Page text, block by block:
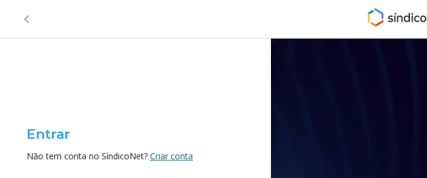
Entrar
Não tem conta no SíndicoNet? Criar conta